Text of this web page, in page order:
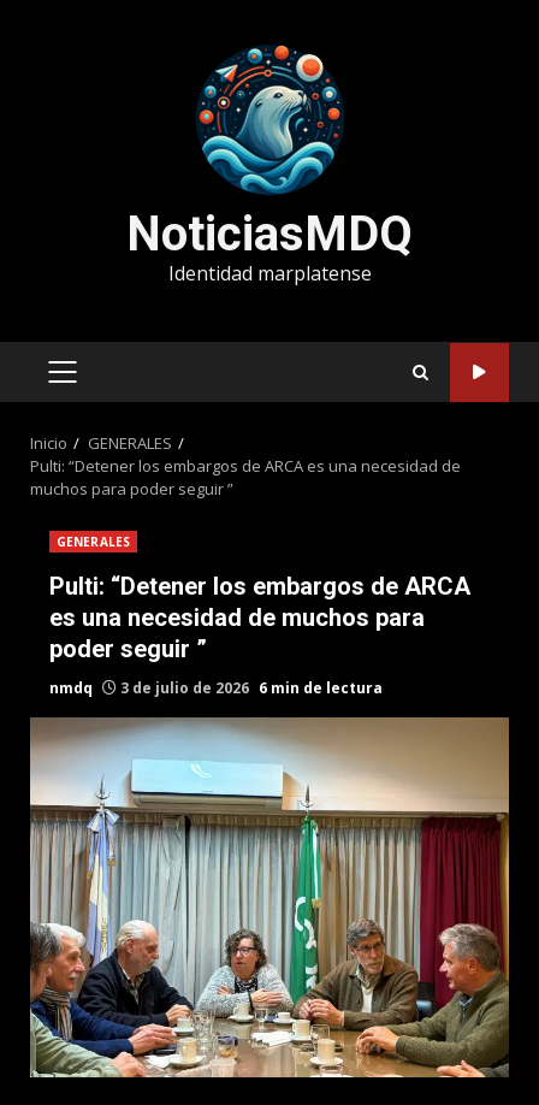
NoticiasMDQ
Identidad marplatense
MENÚ
Inicio
GENERALES
Pulti: “Detener los embargos de ARCA es una necesidad de
muchos para poder seguir ”
GENERALES
Pulti: “Detener los embargos de ARCA
es una necesidad de muchos para
poder seguir ”
nmdq 3 de julio de 2026 6 min de lectura